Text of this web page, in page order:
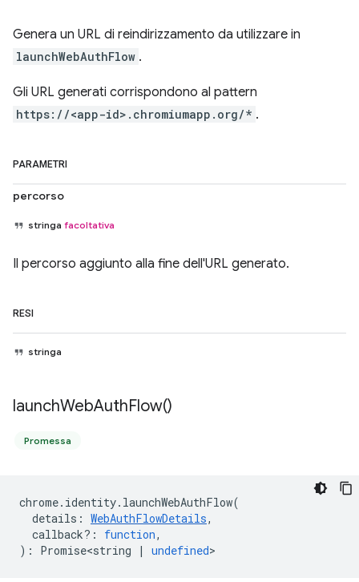
Genera un URL di reindirizzamento da utilizzare in
launchWebAuthFlow .
Gli URL generati corrispondono al pattern
https://<app-id>.chromiumapp.org/* .
PARAMETRI
percorso
stringa facoltativa
Il percorso aggiunto alla fine dell'URL generato.
RESI
stringa
launchWebAuthFlow()
Promessa
chrome. identity. launchWebAuthFlow(
details : WebAuthFlowDetails,
callback? : function,
) : Promise<string | undefined>